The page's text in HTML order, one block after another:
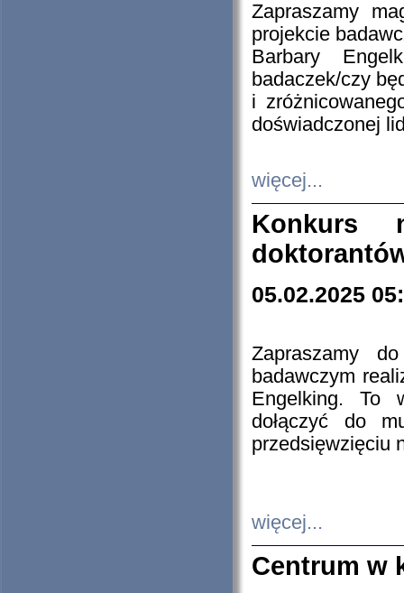
Zapraszamy
projekcie
Barbary
badaczek/czy
i
doświadczonej
więcej...
Konkurs
05.02.2025
Zapraszamy
badawczym
Engelking. To
dołączyć do
przedsięwzięciu
więcej...
Centrum w